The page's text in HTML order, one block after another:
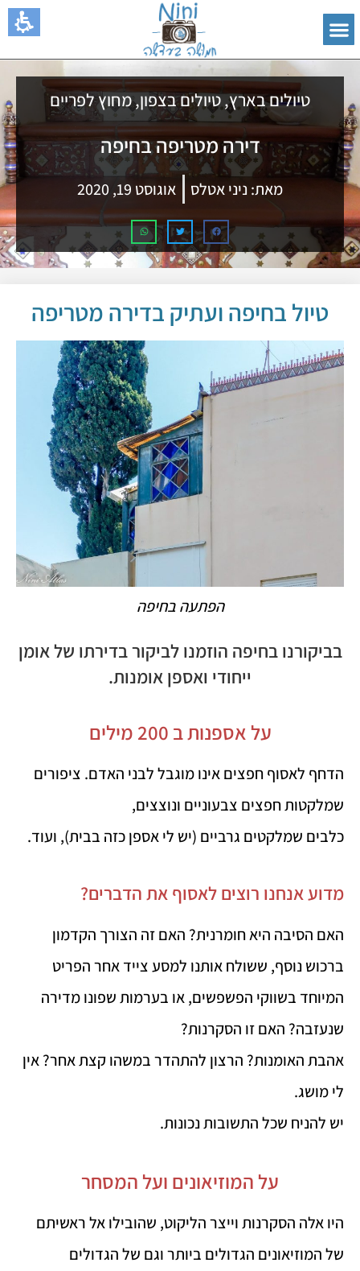
טיולים בארץ,טיולים בצפון,מחוץ לפריים
דירה מטריפה בחיפה
מאת:ניני אטלס אוגוסט 19, 2020
טיול בחיפה ועתיק בדירה מטריפה
הפתעה בחיפה
בביקורנו בחיפה הוזמנו לביקור בדירתו של אומן
ייחודי ואספן אומנות.
על אספנות ב 200 מילים
הדחף לאסוף חפצים אינו מוגבל לבני האדם. ציפורים
שמלקטות חפצים צבעוניים ונוצצים,
כלבים שמלקטים גרביים (יש לי אספן כזה בבית), ועוד.
מדוע אנחנו רוצים לאסוף את הדברים?
האם הסיבה היא חומרנית? האם זה הצורך הקדמון
ברכוש נוסף, ששולח אותנו למסע צייד אחר הפריט
המיוחד בשווקי הפשפשים, או בערמות שפונו מדירה
שנעזבה? האם זו הסקרנות?
אהבת האומנות? הרצון להתהדר במשהו קצת אחר? אין
לי מושג.
יש להניח שכל התשובות נכונות.
על המוזיאונים ועל המסחר
היו אלה הסקרנות וייצר הליקוט, שהובילו אל ראשיתם
של המוזיאונים הגדולים ביותר וגם של הגדולים